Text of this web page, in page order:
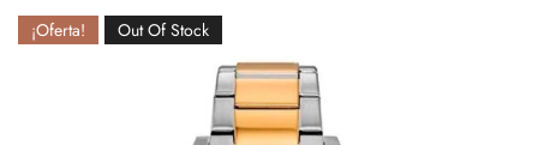
¡Oferta! Out Of Stock